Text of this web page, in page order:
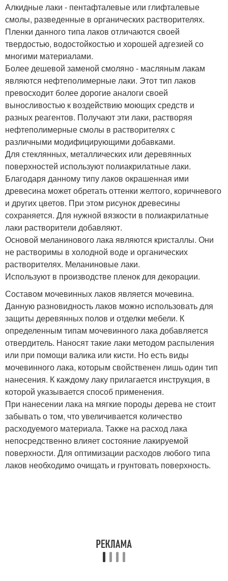
Алкидные лаки - пентафталевые или глифталевые
смолы, разведенные в органических растворителях.
Пленки данного типа лаков отличаются своей
твердостью, водостойкостью и хорошей адгезией со
многими материалами.
Более дешевой заменой смоляно - масляным лакам
являются нефтеполимерные лаки. Этот тип лаков
превосходит более дорогие аналоги своей
выносливостью к воздействию моющих средств и
разных реагентов. Получают эти лаки, растворяя
нефтеполимерные смолы в растворителях с
различными модифицирующими добавками.
Для стеклянных, металлических или деревянных
поверхностей используют полиакрилатные лаки.
Благодаря данному типу лаков окрашенная ими
древесина может обретать оттенки желтого, коричневого
и других цветов. При этом рисунок древесины
сохраняется. Для нужной вязкости в полиакрилатные
лаки растворители добавляют.
Основой меланинового лака являются кристаллы. Они
не растворимы в холодной воде и органических
растворителях. Меланиновые лаки.
Используют в производстве пленок для декорации.
Составом мочевинных лаков является мочевина.
Данную разновидность лаков можно использовать для
защиты деревянных полов и отделки мебели. К
определенным типам мочевинного лака добавляется
отвердитель. Наносят такие лаки методом распыления
или при помощи валика или кисти. Но есть виды
мочевинного лака, которым свойственен лишь один тип
нанесения. К каждому лаку прилагается инструкция, в
которой указывается способ применения.
При нанесении лака на мягкие породы дерева не стоит
забывать о том, что увеличивается количество
расходуемого материала. Также на расход лака
непосредственно влияет состояние лакируемой
поверхности. Для оптимизации расходов любого типа
лаков необходимо очищать и грунтовать поверхность.